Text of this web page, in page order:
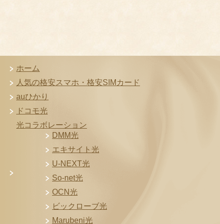
ホーム
人気の格安スマホ・格安SIMカード
auひかり
ドコモ光
光コラボレーション
DMM光
エキサイト光
U-NEXT光
So-net光
OCN光
ビックローブ光
Marubeni光